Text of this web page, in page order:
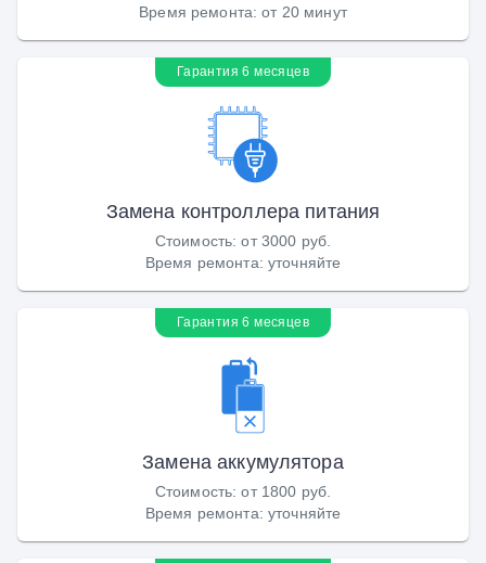
Время ремонта:от 20 минут
Гарантия 6 месяцев
Замена контроллера питания
Стоимость:от 3000 руб.
Время ремонта: уточняйте
Гарантия 6 месяцев
Замена аккумулятора
Стоимость:от 1800 руб.
Время ремонта: уточняйте